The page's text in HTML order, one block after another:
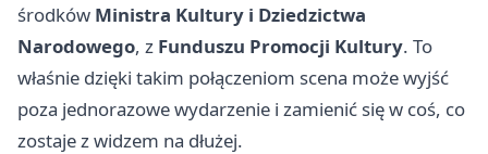
środków Ministra Kultury i Dziedzictwa
Narodowego, z Funduszu Promocji Kultury. To
właśnie dzięki takim połączeniom scena może wyjść
poza jednorazowe wydarzenie i zamienić się w coś, co
zostaje z widzem na dłużej.